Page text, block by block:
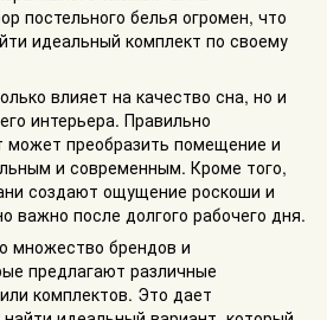
постельного белья огромен, что
идеальный комплект по своему
влияет на качество сна, но и
интерьера. Правильно
может преобразить помещение и
и современным. Кроме того,
создают ощущение роскоши и
важно после долгого рабочего дня.
множество брендов и
предлагают различные
комплектов. Это дает